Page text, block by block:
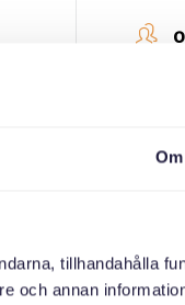
Om
tillhandahålla
och annan
får